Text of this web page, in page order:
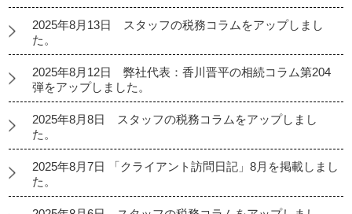
2025年8月13日 スタッフの税務コラムをアップしまし
た。
2025年8月12日 弊社代表：香川晋平の相続コラム第204
弾をアップしました。
2025年8月8日 スタッフの税務コラムをアップしまし
た。
2025年8月7日 「クライアント訪問日記」8月を掲載しまし
た。